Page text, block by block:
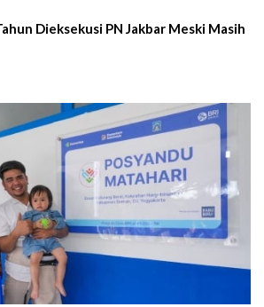
Dieksekusi PN Jakbar Meski Masih